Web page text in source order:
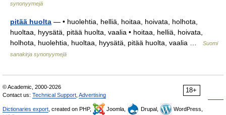
synonyymejä
pitää huolta — • huolehtia, helliä, hoitaa, hoivata, holhota,
huoltaa, hyysätä, pitää huolta, vaalia • hoitaa, helliä, hoivata,
holhota, huolehtia, huoltaa, hyysätä, pitää huolta, vaalia …
Suomi
sanakirja synonyymejä
18+
© Academic, 2000-2026
Contact us: Technical Support Advertising
Dictionaries export , created on PHP, Joomla, Drupal,
WordPress,